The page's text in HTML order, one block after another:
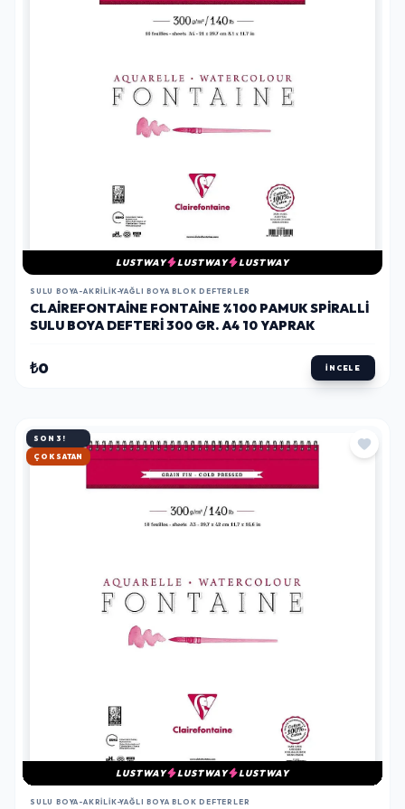
LUSTWAY LUSTWAY LUSTWAY
SULU BOYA-AKRILIK-YAĞLI BOYA BLOK DEFTERLER
CLAIREFONTAINE FONTAINE %100 PAMUK SPIRALLI
SULU BOYA DEFTERI 300 GR. A4 10 YAPRAK
₺0 İNCELE
SON 3!
HIZLI KARGO
LUSTWAY LUSTWAY LUSTWAY
SULU BOYA-AKRILIK-YAĞLI BOYA BLOK DEFTERLER